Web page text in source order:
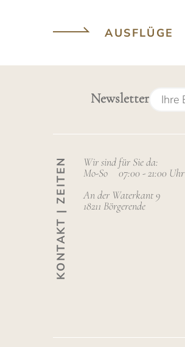
AUSFLÜGE
Newsletter
Wir sind für Sie da:
Mo-So
07:00 - 21:00 Uhr
An der Waterkant 9
18211 Börgerende
KONTAKT | ZEITEN